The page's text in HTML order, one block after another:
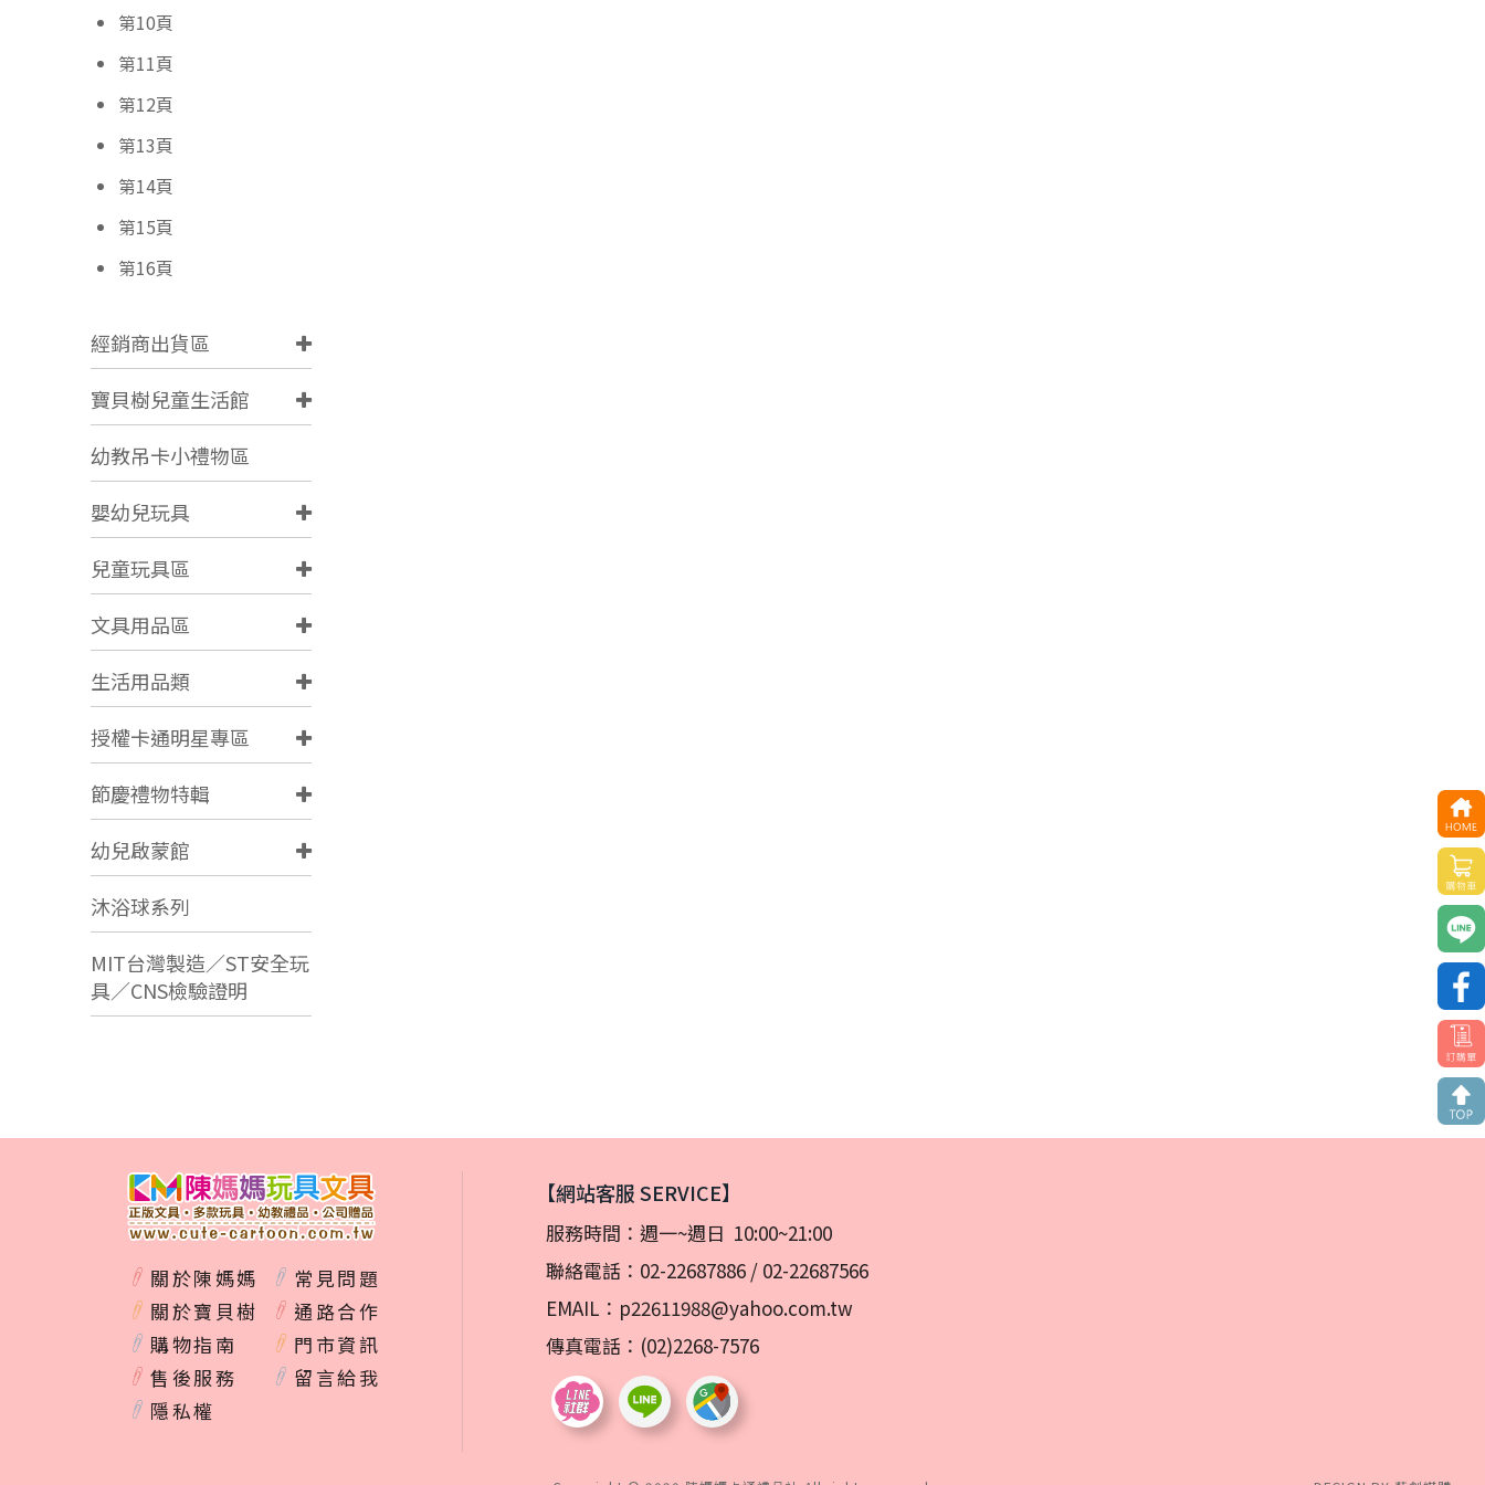
第10頁
第11頁
第12頁
第13頁
第14頁
第15頁
第16頁
經銷商出貨區
寶貝樹兒童生活館
幼教吊卡小禮物區
嬰幼兒玩具
兒童玩具區
文具用品區
生活用品類
授權卡通明星專區
節慶禮物特輯
幼兒啟蒙館
沐浴球系列
MIT台灣製造／ST安全玩
具／CNS檢驗證明
關於陳媽媽
常見問題
關於寶貝樹
通路合作
購物指南
門市資訊
售後服務
留言給我
隱私權
【網站客服 SERVICE】
服務時間：週一~週日 10:00~21:00
聯絡電話： 02-22687886/ 02-22687566
EMAIL： p22611988@yahoo.com.tw
傳真電話：(02)2268-7576